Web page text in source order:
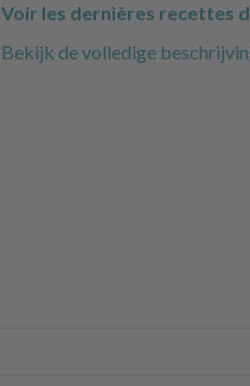
Voir les dernières recettes
Bekijk de volledige